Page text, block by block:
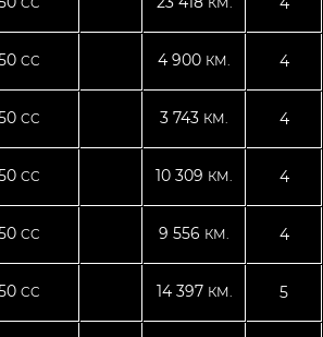
CC 4 900 КМ. 4
CC 3 743 КМ. 4
CC 10 309 КМ. 4
CC 9 556 КМ. 4
CC 14 397 КМ. 5